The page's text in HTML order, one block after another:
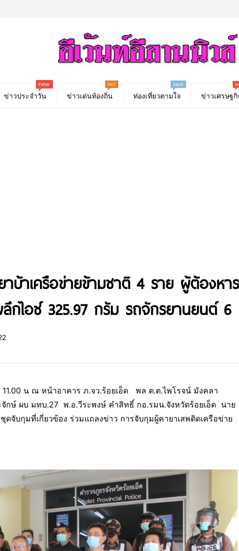
ข่าวประจำวัน
new
ข่าวเด่นท้องถิ่น ท่องเที่ยวตามใจ
best
ข่าวเศรษฐกิ
บ้าเครือข่ายข้ามชาติ 4 ราย ผู้ต้องห
ลึกไอซ์ 325.97 กรัม รถจักรยานยนต์
น ณ หน้าอาคาร ภ.จว.ร้อยเอ็ด พล ต.ต.ไพโรจน์ มังคลา
จักษ์ ผบ มทบ.27 พ.อ.วีระพงษ์ คำสิทธิ์ กอ.รมน.จังหวัดร้อยเอ็ด นาย
จับกุมที่เกี่ยวข้อง ร่วมแถลงข่าว การจับกุมผู้คายาเสพติดเครือข่าย